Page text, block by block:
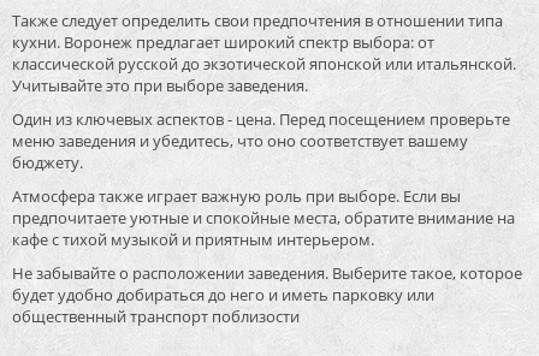
Также следует определить свои предпочтения в отношении типа
кухни. Воронеж предлагает широкий спектр выбора: от
классической русской до экзотической японской или итальянской.
Учитывайте это при выборе заведения.
Один из ключевых аспектов - цена. Перед посещением проверьте
меню заведения и убедитесь, что оно соответствует вашему
бюджету.
Атмосфера также играет важную роль при выборе. Если вы
предпочитаете уютные и спокойные места, обратите внимание на
кафе с тихой музыкой и приятным интерьером.
Не забывайте о расположении заведения. Выберите такое, которое
будет удобно добираться до него и иметь парковку или
общественный транспорт поблизости